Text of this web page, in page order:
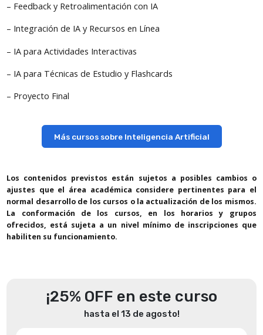
– Feedback y Retroalimentación con IA
– Integración de IA y Recursos en Línea
– IA para Actividades Interactivas
– IA para Técnicas de Estudio y Flashcards
– Proyecto Final
Más cursos sobre Inteligencia Artificial
Los contenidos previstos están sujetos a posibles cambios o
ajustes que el área académica considere pertinentes para el
normal desarrollo de los cursos o la actualización de los mismos.
La conformación de los cursos, en los horarios y grupos
ofrecidos, está sujeta a un nivel mínimo de inscripciones que
habiliten su funcionamiento.
¡25% OFF en este curso
hasta el 13 de agosto!